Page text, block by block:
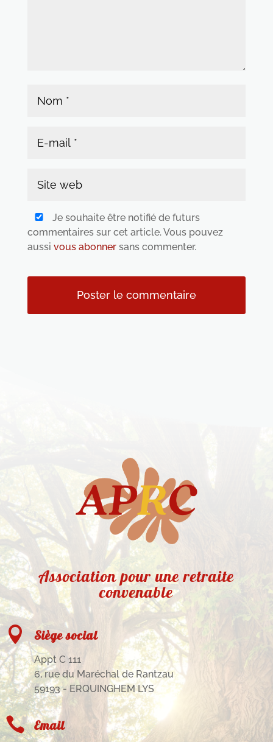
Je souhaite être notifié de futurs
commentaires sur cet article. Vous pouvez
aussi vous abonnersans commenter.
Association pour une retraite
convenable
 Siège social
Appt C 111
6, rue du Maréchal de Rantzau
59193 - ERQUINGHEM LYS
 Email